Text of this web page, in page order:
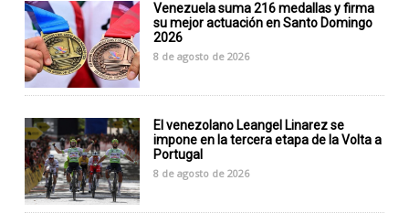
Venezuela suma 216 medallas y firma
su mejor actuación en Santo Domingo
2026
8 de agosto de 2026
El venezolano Leangel Linarez se
impone en la tercera etapa de la Volta a
Portugal
8 de agosto de 2026